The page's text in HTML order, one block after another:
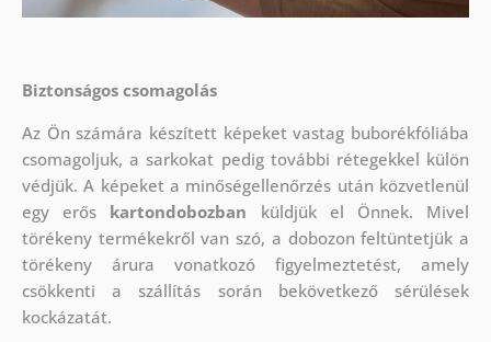
Biztonságos csomagolás
Az Ön számára készített képeket vastag buborékfóliába
csomagoljuk, a sarkokat pedig további rétegekkel külön
védjük.A képeket a minőségellenőrzés után közvetlenül
egy erős kartondobozban küldjük el Önnek. Mivel
törékeny termékekről van szó, a dobozon feltüntetjük a
törékeny árura vonatkozó figyelmeztetést, amely
csökkenti a szállítás során bekövetkező sérülések
kockázatát.